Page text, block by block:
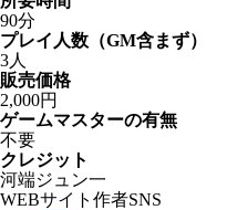
90分
プレイ人数（GM含まず）
3人
販売価格
2,000円
ゲームマスターの有無
不要
クレジット
河端ジュン一
WEBサイト 作者SNS